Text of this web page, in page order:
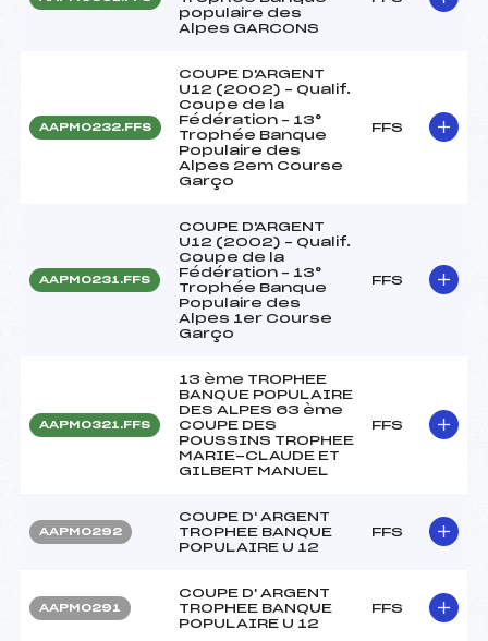
populaire des
Alpes GARCONS
AAPM0232.FFS
COUPE D'ARGENT
U12 (2002) – Qualif.
Coupe de la
Fédération – 13°
Trophée Banque
Populaire des
Alpes 2em Course
Garço
FFS
AAPM0231.FFS
COUPE D'ARGENT
U12 (2002) – Qualif.
Coupe de la
Fédération – 13°
Trophée Banque
Populaire des
Alpes 1er Course
Garço
FFS
AAPM0321.FFS
13 ème TROPHEE
BANQUE POPULAIRE
DES ALPES 63 ème
COUPE DES
POUSSINS TROPHEE
MARIE-CLAUDE ET
GILBERT MANUEL
FFS
AAPM0292
COUPE D' ARGENT
TROPHEE BANQUE
POPULAIRE U 12
FFS
AAPM0291
COUPE D' ARGENT
TROPHEE BANQUE
POPULAIRE U 12
FFS